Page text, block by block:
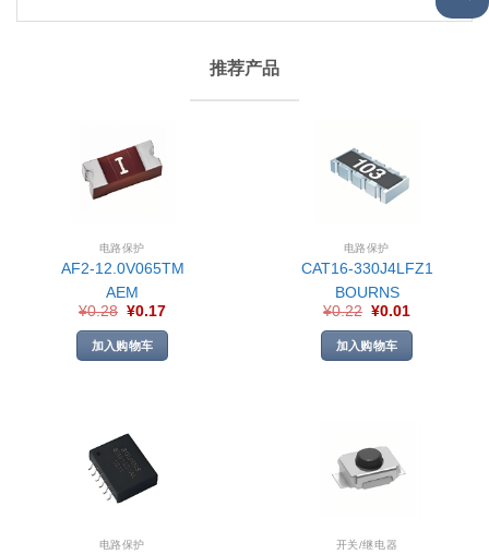
推荐产品
电路保护
AF2-12.0V065TM
AEM
¥0.28 ¥0.17
加入购物车
电路保护
CAT16-330J4LFZ1
BOURNS
¥0.22 ¥0.01
加入购物车
电路保护 开关/继电器